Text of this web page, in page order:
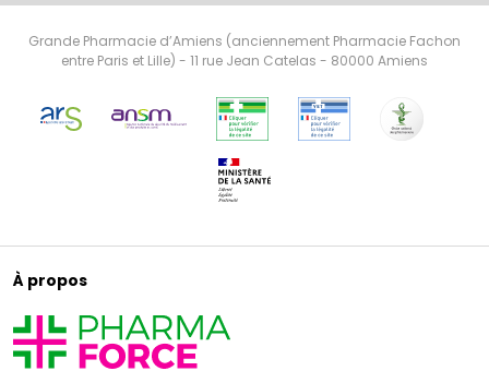
Grande Pharmacie d’Amiens (anciennement Pharmacie Fachon
entre Paris et Lille) - 11 rue Jean Catelas - 80000 Amiens
À propos